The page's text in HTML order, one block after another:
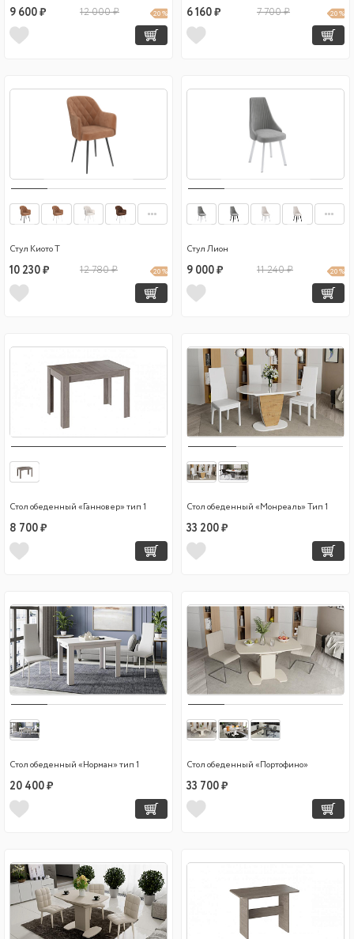
9 600 ₽ 12 000 ₽ 20 % 6 160 ₽ 7 700 ₽ 20 %
Стул Киото Т
10 230 ₽ 12 780 ₽ 20 %
Стул Лион
9 000 ₽ 11 240 ₽ 20 %
Стол обеденный «Ганновер» тип 1
8 700 ₽
Стол обеденный «Монреаль» Тип 1
33 200 ₽
Стол обеденный «Норман» тип 1
20 400 ₽
Стол обеденный «Портофино»
33 700 ₽